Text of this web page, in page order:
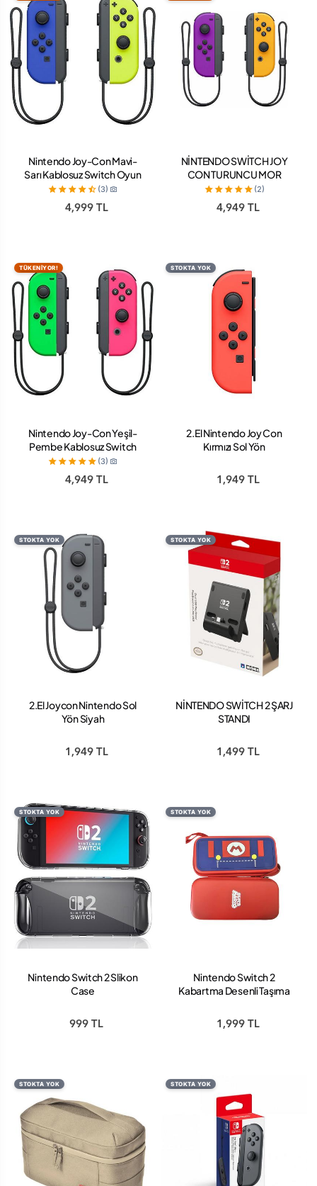
Nintendo Joy-Con Mavi-
Sarı Kablosuz Switch Oyun
Kolu (3)
4,999 TL
NİNTENDO SWİTCH JOY
CON TURUNCU MOR
(2)
4,949 TL
TÜKENİYOR!
Nintendo Joy-Con Yeşil-
Pembe Kablosuz Switch
Oyun Kolu
(3)
4,949 TL
STOKTA YOK
2.El Nintendo Joy Con
Kırmızı Sol Yön
1,949 TL
STOKTA YOK
2.El Joycon Nintendo Sol
Yön Siyah
1,949 TL
STOKTA YOK
NİNTENDO SWİTCH 2 ŞARJ
STANDI
1,499 TL
STOKTA YOK
Nintendo Switch 2 Slikon
Case
999 TL
STOKTA YOK
Nintendo Switch 2
Kabartma Desenli Taşıma
1,999 TL
STOKTA YOK STOKTA YOK